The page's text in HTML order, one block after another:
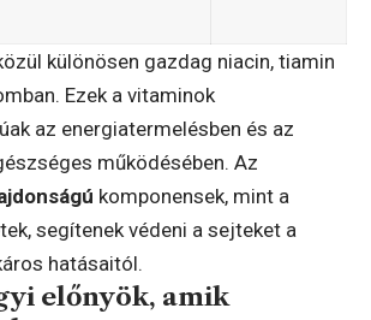
különösen gazdag niacin, tiamin
Ezek a vitaminok
az energiatermelésben és az
működésében. Az
komponensek, mint a
segítenek védeni a sejteket a
hatásaitól.
előnyök, amik